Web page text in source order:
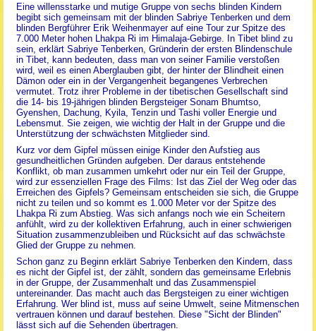
Eine willensstarke und mutige Gruppe von sechs blinden Kindern
begibt sich gemeinsam mit der blinden Sabriye Tenberken und dem
blinden Bergführer Erik Weihenmayer auf eine Tour zur Spitze des
7.000 Meter hohen Lhakpa Ri im Himalaja-Gebirge. In Tibet blind zu
sein, erklärt Sabriye Tenberken, Gründerin der ersten Blindenschule
in Tibet, kann bedeuten, dass man von seiner Familie verstoßen
wird, weil es einen Aberglauben gibt, der hinter der Blindheit einen
Dämon oder ein in der Vergangenheit begangenes Verbrechen
vermutet. Trotz ihrer Probleme in der tibetischen Gesellschaft sind
die 14- bis 19-jährigen blinden Bergsteiger Sonam Bhumtso,
Gyenshen, Dachung, Kyila, Tenzin und Tashi voller Energie und
Lebensmut. Sie zeigen, wie wichtig der Halt in der Gruppe und die
Unterstützung der schwächsten Mitglieder sind.
Kurz vor dem Gipfel müssen einige Kinder den Aufstieg aus
gesundheitlichen Gründen aufgeben. Der daraus entstehende
Konflikt, ob man zusammen umkehrt oder nur ein Teil der Gruppe,
wird zur essenziellen Frage des Films: Ist das Ziel der Weg oder das
Erreichen des Gipfels? Gemeinsam entscheiden sie sich, die Gruppe
nicht zu teilen und so kommt es 1.000 Meter vor der Spitze des
Lhakpa Ri zum Abstieg. Was sich anfangs noch wie ein Scheitern
anfühlt, wird zu der kollektiven Erfahrung, auch in einer schwierigen
Situation zusammenzubleiben und Rücksicht auf das schwächste
Glied der Gruppe zu nehmen.
Schon ganz zu Beginn erklärt Sabriye Tenberken den Kindern, dass
es nicht der Gipfel ist, der zählt, sondern das gemeinsame Erlebnis
in der Gruppe, der Zusammenhalt und das Zusammenspiel
untereinander. Das macht auch das Bergsteigen zu einer wichtigen
Erfahrung. Wer blind ist, muss auf seine Umwelt, seine Mitmenschen
vertrauen können und darauf bestehen. Diese "Sicht der Blinden"
lässt sich auf die Sehenden übertragen.